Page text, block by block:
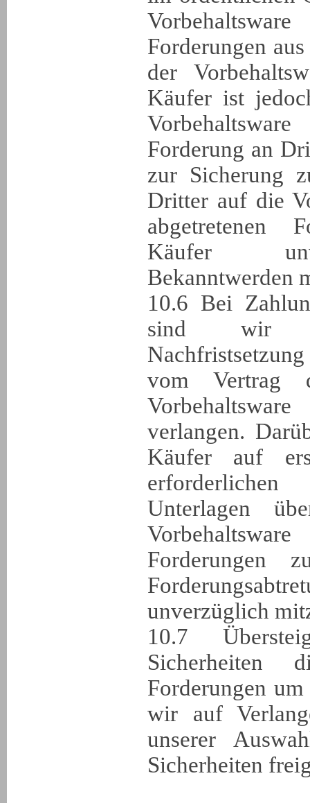
Forderungen
der
Käufer ist
Forderung an
zur Sicherung
Dritter auf die
abgetretenen
Käufer
Bekanntwerden
10.6 Bei
sind wir
vom Vertrag
verlangen.
Käufer auf
Unterlagen
Forderungen
unverzüglich
10.7
Sicherheiten
Forderungen
wir auf
unserer
Sicherheiten